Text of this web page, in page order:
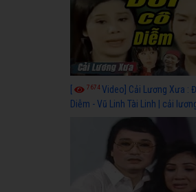
7674Video] Cải Lương Xưa :
Diễm - Vũ Linh Tài Linh | cải